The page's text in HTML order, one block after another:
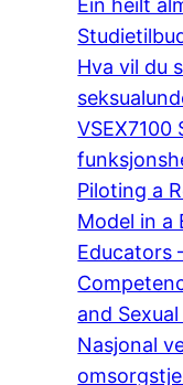
Ein heilt
Hva vil du
VSEX7100
Piloting a
Model in a
Educators
and
Nasjonal